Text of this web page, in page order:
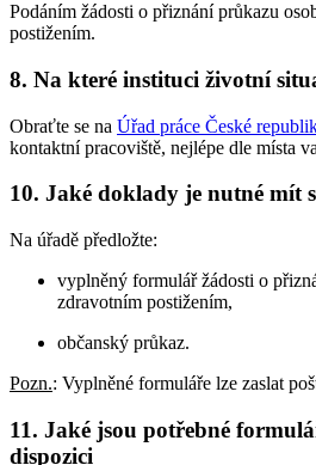
Podáním žádosti o přiznání průkazu
postižením.
8. Na které instituci životní
Obraťte se na Úřad práce České
kontaktní pracoviště, nejlépe dle místa
10. Jaké doklady je nutné mít
Na úřadě předložte:
vyplněný formulář žádosti o
zdravotním postižením,
občanský průkaz.
Pozn.: Vyplněné formuláře lze zaslat
11. Jaké jsou potřebné
dispozici